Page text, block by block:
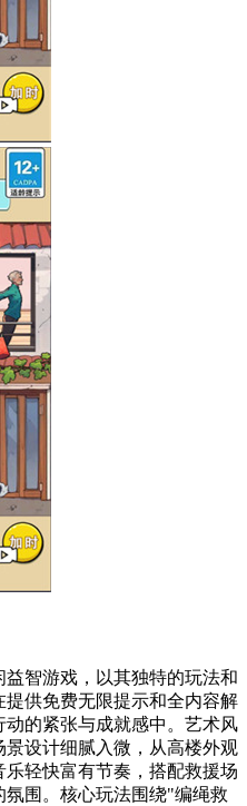
益智游戏，以其独特的玩法和
供免费无限提示和全内容解
的紧张与成就感中。艺术风
设计细腻入微，从高楼外观
轻快富有节奏，搭配救援场
围。核心玩法围绕"编绳救